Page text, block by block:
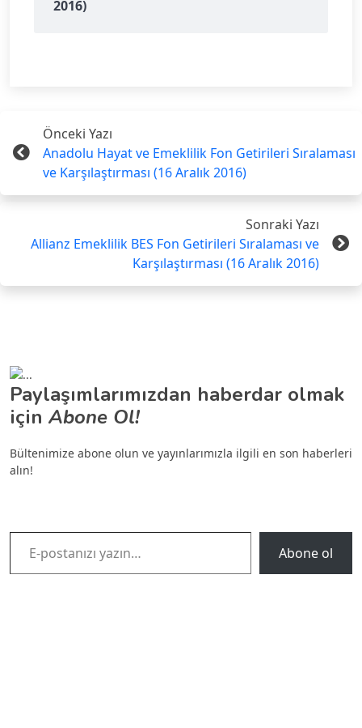
2016)
Önceki Yazı
Anadolu Hayat ve Emeklilik Fon Getirileri Sıralaması
ve Karşılaştırması (16 Aralık 2016)
Sonraki Yazı
Allianz Emeklilik BES Fon Getirileri Sıralaması ve
Karşılaştırması (16 Aralık 2016)
Paylaşımlarımızdan haberdar olmak
için Abone Ol!
Bültenimize abone olun ve yayınlarımızla ilgili en son haberleri
alın!
E-postanızı yazın…
Abone ol